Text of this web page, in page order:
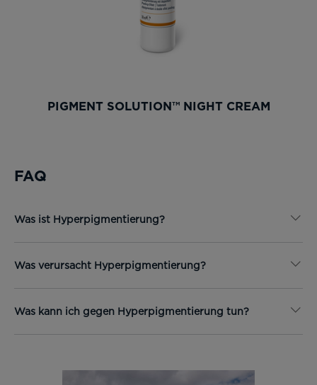
PIGMENT SOLUTION™ NIGHT CREAM
FAQ
Was ist Hyperpigmentierung?
Was verursacht Hyperpigmentierung?
Was kann ich gegen Hyperpigmentierung tun?